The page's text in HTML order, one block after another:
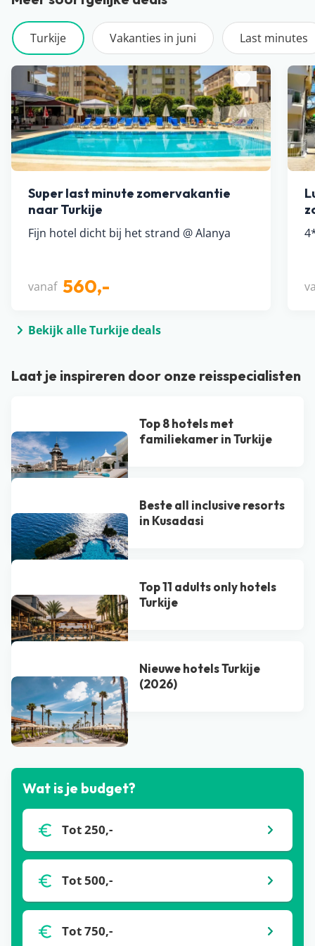
Turkije Vakanties in juni Last minutes
Super last minute zomervakantie
naar Turkije
Fijn hotel dicht bij het strand @ Alanya
vanaf 560,-
Bekijk alle Turkije deals
Laat je inspireren door onze reisspecialisten
Top 8 hotels met
familiekamer in Turkije
Beste all inclusive resorts
in Kusadasi
Top 11 adults only hotels
Turkije
Nieuwe hotels Turkije
(2026)
Bekijk alle blogs
Wat is je budget?
Tot 250,-
Tot 500,-
Tot 750,-